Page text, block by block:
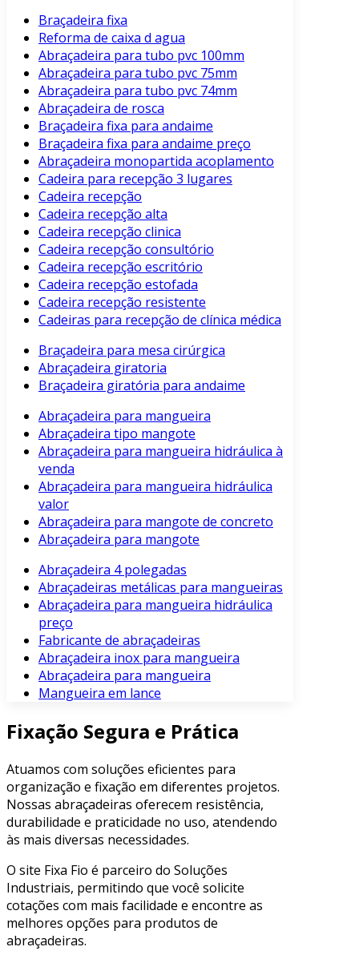
Braçadeira fixa
Reforma de caixa d agua
Abraçadeira para tubo pvc 100mm
Abraçadeira para tubo pvc 75mm
Abraçadeira para tubo pvc 74mm
Abraçadeira de rosca
Braçadeira fixa para andaime
Braçadeira fixa para andaime preço
Abraçadeira monopartida acoplamento
Cadeira para recepção 3 lugares
Cadeira recepção
Cadeira recepção alta
Cadeira recepção clinica
Cadeira recepção consultório
Cadeira recepção escritório
Cadeira recepção estofada
Cadeira recepção resistente
Cadeiras para recepção de clínica médica
Braçadeira para mesa cirúrgica
Abraçadeira giratoria
Braçadeira giratória para andaime
Abraçadeira para mangueira
Abraçadeira tipo mangote
Abraçadeira para mangueira hidráulica à
venda
Abraçadeira para mangueira hidráulica
valor
Abraçadeira para mangote de concreto
Abraçadeira para mangote
Abraçadeira 4 polegadas
Abraçadeiras metálicas para mangueiras
Abraçadeira para mangueira hidráulica
preço
Fabricante de abraçadeiras
Abraçadeira inox para mangueira
Abraçadeira para mangueira
Mangueira em lance
Fixação Segura e Prática
Atuamos com soluções eficientes para
organização e fixação em diferentes projetos.
Nossas abraçadeiras oferecem resistência,
durabilidade e praticidade no uso, atendendo
às mais diversas necessidades.
O site Fixa Fio é parceiro do Soluções
Industriais, permitindo que você solicite
cotações com mais facilidade e encontre as
melhores opções para produtos de
abraçadeiras.